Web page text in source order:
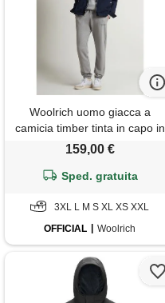
Woolrich uomo giacca a
camicia timber tinta in capo in
twill di cotone blu taglia s
159,00 €
Sped. gratuita
3XL L M S XL XS XXL
OFFICIAL
Woolrich